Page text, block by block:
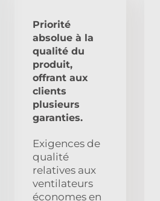
Priorité
absolue à la
qualité du
produit,
offrant aux
clients
plusieurs
garanties.
Exigences de
qualité
relatives aux
ventilateurs
économes en